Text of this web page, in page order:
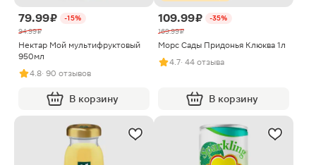
79.99 ₽
-15%
94.99 ₽
Нектар Мой мультифруктовый
950мл
4.8· 90 отзывов
В корзину
109.99 ₽
-35%
169.99 ₽
Морс Сады Придонья Клюква 1л
4.7· 44 отзыва
В корзину